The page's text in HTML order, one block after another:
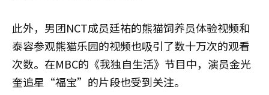
此外，男团NCT成员廷祐的熊猫饲养员体验视频和
泰容参观熊猫乐园的视频也吸引了数十万次的观看
次数。在MBC的《我独自生活》节目中，演员金光
奎追星“福宝”的片段也受到关注。